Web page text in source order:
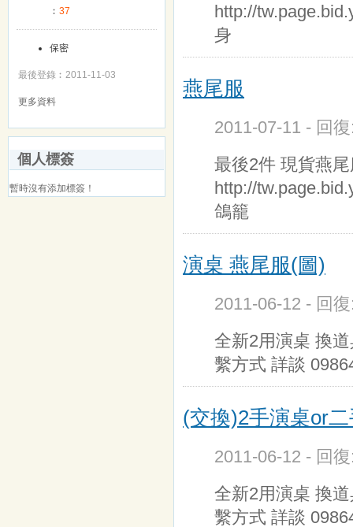
︰ 37
保密
最後登錄︰2011-11-03
更多資料
個人標簽
暫時沒有添加標簽！
http://
身
燕尾服
2011-07-11 - 回
最後2件 現貨燕
http://
鴿籠
演桌 燕尾服(圖)
2011-06-12 - 回
全新2用演桌 換
繫方式 詳談
(交換)2手演桌or
2011-06-12 - 回
全新2用演桌 換
繫方式 詳談